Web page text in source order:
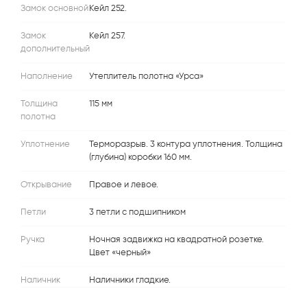
Замок основной Кейл 252.
Замок
дополнительный
Кейл 257.
Наполнение Утеплитель полотна «Урса»
Толщина
полотна
115 мм
Уплотнение
Терморазрыв. 3 контура уплотнения. Толщина
(глубина) коробки 160 мм.
Открывание Правое и левое.
Петли 3 петли с подшипником
Ручка
Ночная задвижка на квадратной розетке.
Цвет «черный»
Наличник Наличники гладкие.